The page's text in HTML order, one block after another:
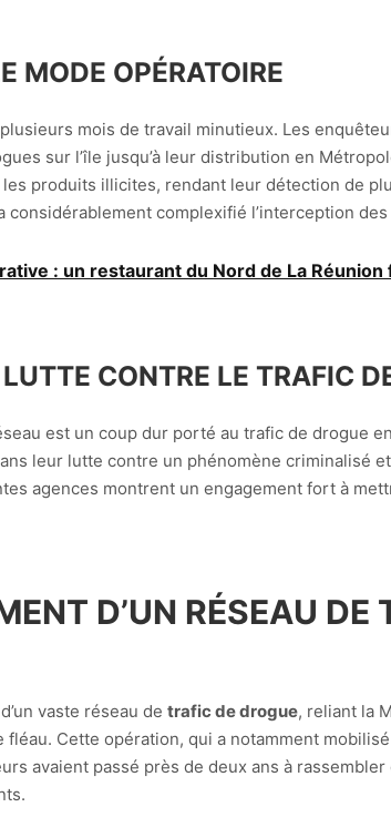
MODE OPÉRATOIRE
mois de travail minutieux. Les
sur l’île jusqu’à leur distribution en
produits illicites, rendant leur détection de
complexifié l’interception
: un restaurant du Nord de La
CONTRE LE TRAFIC
est un coup dur porté au trafic de drogue
leur lutte contre un phénomène criminalisé
agences montrent un engagement fort à
D’UN RÉSEAU
vaste réseau de trafic de drogue, reliant la
Cette opération, qui a notamment
avaient passé près de deux ans à